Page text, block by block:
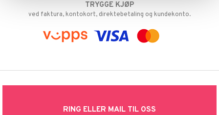
TRYGGE KJØP
ved faktura, kontokort, direktebetaling og kundekonto.
RING ELLER MAIL TIL OSS